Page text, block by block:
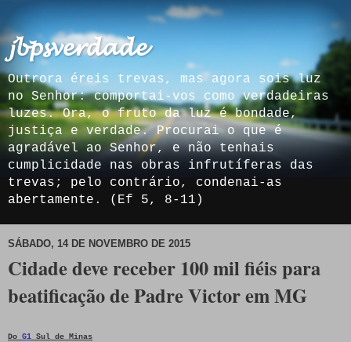
𝓳𝓫𝓹𝓼𝓿𝓮𝓻𝓭𝓪𝓭𝓮
Outrora éreis trevas, mas agora sois luz
no Senhor: comportai-vos como verdadeiras
luzes. Ora, o fruto da luz é bondade,
justiça e verdade. Procurai o que é
agradável ao Senhor, e não tenhais
cumplicidade nas obras infrutíferas das
trevas; pelo contrário, condenai-as
abertamente. (Ef 5, 8-11)
SÁBADO, 14 DE NOVEMBRO DE 2015
Cidade deve receber 100 mil fiéis para
beatificação de Padre Victor em MG
Do G1 Sul de Minas